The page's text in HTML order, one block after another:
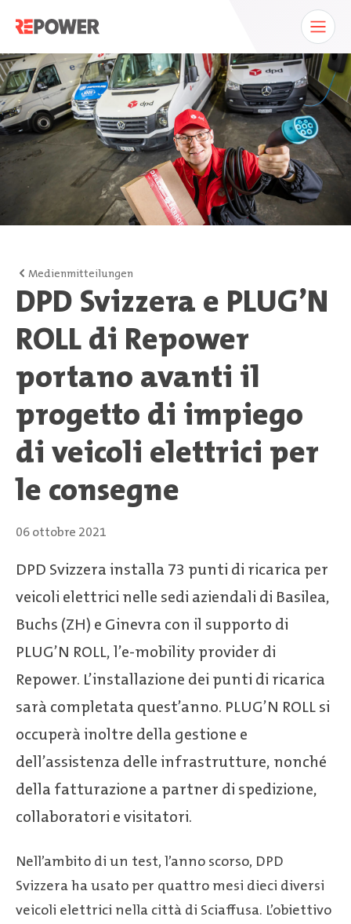
Medienmitteilungen
DPD Svizzera e PLUG’N
ROLL di Repower
portano avanti il
progetto di impiego
di veicoli elettrici per
le consegne
06 ottobre 2021
DPD Svizzera installa 73 punti di ricarica per
veicoli elettrici nelle sedi aziendali di Basilea,
Buchs (ZH) e Ginevra con il supporto di
PLUG’N ROLL, l’e-mobility provider di
Repower. L’installazione dei punti di ricarica
sarà completata quest’anno. PLUG’N ROLL si
occuperà inoltre della gestione e
dell’assistenza delle infrastrutture, nonché
della fatturazione a partner di spedizione,
collaboratori e visitatori.
Nell’ambito di un test, l’anno scorso, DPD
Svizzera ha usato per quattro mesi dieci diversi
veicoli elettrici nella città di Sciaffusa. L’obiettivo